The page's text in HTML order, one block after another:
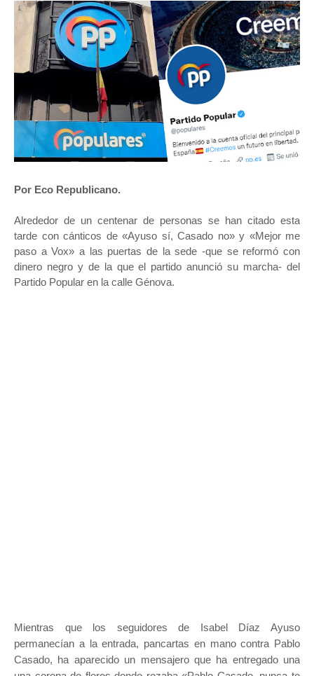
Por Eco Republicano.
Alrededor de un centenar de personas se han citado esta
tarde con cánticos de «Ayuso sí, Casado no» y «Mejor me
paso a Vox» a las puertas de la sede -que se reformó con
dinero negro y de la que el partido anunció su marcha- del
Partido Popular en la calle Génova.
Mientras que los seguidores de Isabel Díaz Ayuso
permanecían a la entrada, pancartas en mano contra Pablo
Casado, ha aparecido un mensajero que ha entregado una